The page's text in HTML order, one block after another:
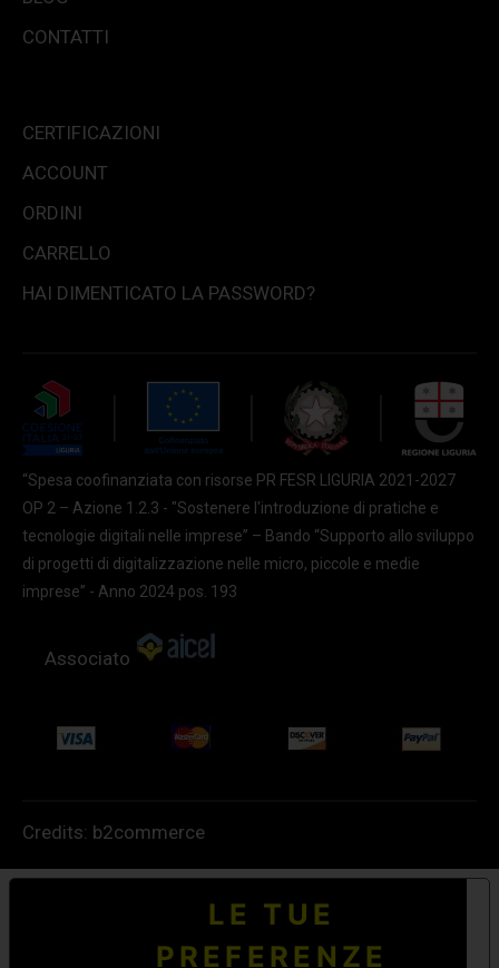
CONTATTI
CERTIFICAZIONI
ACCOUNT
ORDINI
CARRELLO
HAI DIMENTICATO LA PASSWORD?
“Spesa coofinanziata con risorse PR FESR LIGURIA 2021-2027
OP 2 – Azione 1.2.3 - "Sostenere l'introduzione di pratiche e
tecnologie digitali nelle imprese” – Bando “Supporto allo sviluppo
di progetti di digitalizzazione nelle micro, piccole e medie
imprese” - Anno 2024 pos. 193
Associato
Credits: b2commerce
LE TUE
PREFERENZE